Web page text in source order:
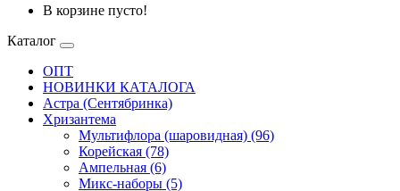
В корзине пусто!
Каталог
ОПТ
НОВИНКИ КАТАЛОГА
Астра (Сентябринка)
Хризантема
Мультифлора (шаровидная) (96)
Корейская (78)
Ампельная (6)
Микс-наборы (5)